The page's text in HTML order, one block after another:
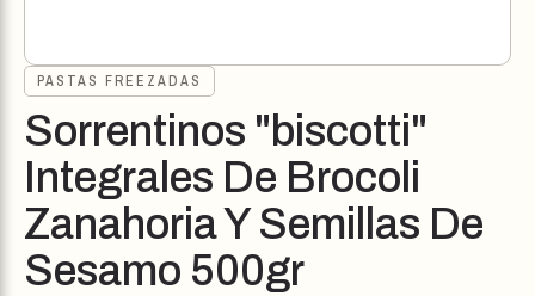
PASTAS FREEZADAS
Sorrentinos "biscotti"
Integrales De Brocoli
Zanahoria Y Semillas De
Sesamo 500gr